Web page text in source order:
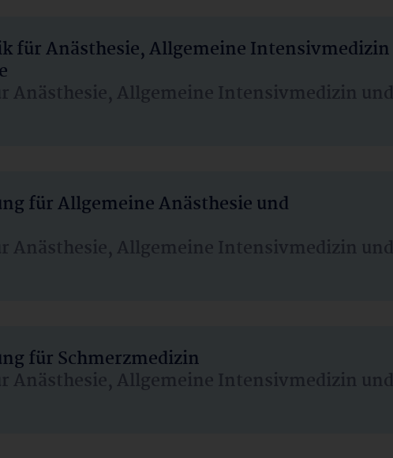
für Anästhesie, Allgemeine Intensivmedizin
Allgemeine Intensivmedizin und
für Allgemeine Anästhesie und
Allgemeine Intensivmedizin und
für Schmerzmedizin
Allgemeine Intensivmedizin und